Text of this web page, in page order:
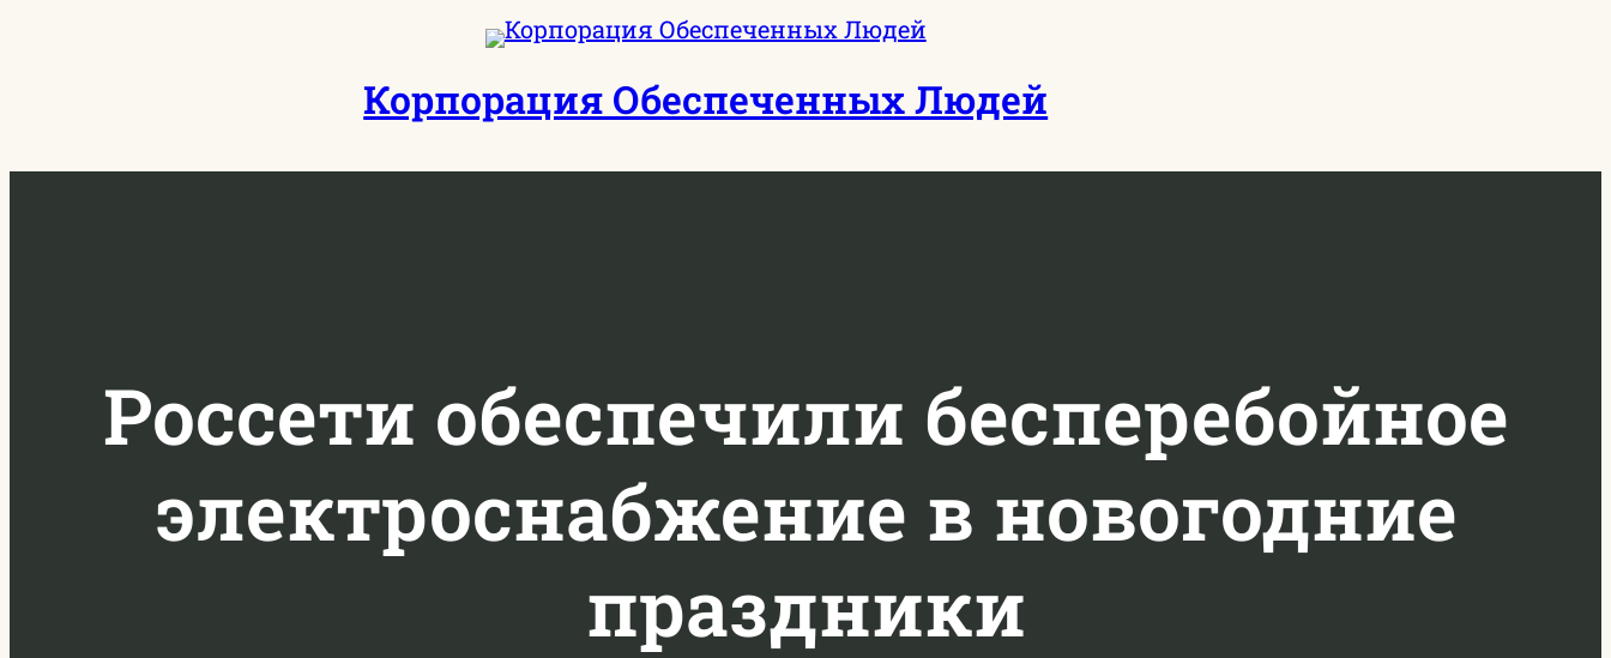
Корпорация Обеспеченных Людей
Россети обеспечили бесперебойное
электроснабжение в новогодние
праздники